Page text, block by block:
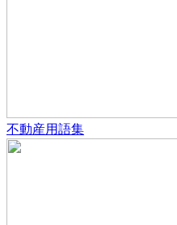
不動産用語集